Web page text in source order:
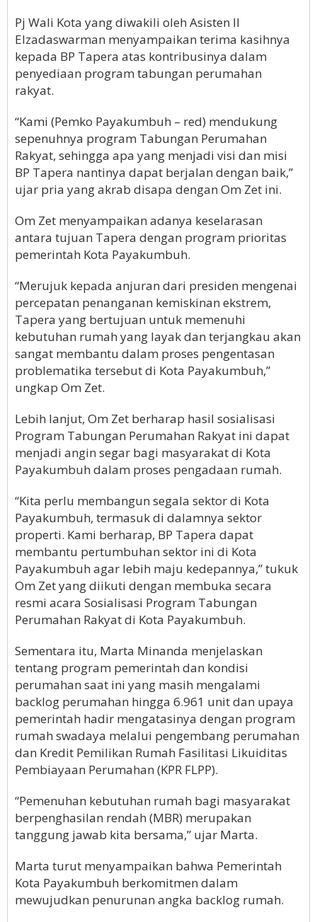
Pj Wali Kota yang diwakili oleh Asisten II
Elzadaswarman menyampaikan terima kasihnya
kepada BP Tapera atas kontribusinya dalam
penyediaan program tabungan perumahan
rakyat.
“Kami (Pemko Payakumbuh – red) mendukung
sepenuhnya program Tabungan Perumahan
Rakyat, sehingga apa yang menjadi visi dan misi
BP Tapera nantinya dapat berjalan dengan baik,”
ujar pria yang akrab disapa dengan Om Zet ini.
Om Zet menyampaikan adanya keselarasan
antara tujuan Tapera dengan program prioritas
pemerintah Kota Payakumbuh.
“Merujuk kepada anjuran dari presiden mengenai
percepatan penanganan kemiskinan ekstrem,
Tapera yang bertujuan untuk memenuhi
kebutuhan rumah yang layak dan terjangkau akan
sangat membantu dalam proses pengentasan
problematika tersebut di Kota Payakumbuh,”
ungkap Om Zet.
Lebih lanjut, Om Zet berharap hasil sosialisasi
Program Tabungan Perumahan Rakyat ini dapat
menjadi angin segar bagi masyarakat di Kota
Payakumbuh dalam proses pengadaan rumah.
“Kita perlu membangun segala sektor di Kota
Payakumbuh, termasuk di dalamnya sektor
properti. Kami berharap, BP Tapera dapat
membantu pertumbuhan sektor ini di Kota
Payakumbuh agar lebih maju kedepannya,” tukuk
Om Zet yang diikuti dengan membuka secara
resmi acara Sosialisasi Program Tabungan
Perumahan Rakyat di Kota Payakumbuh.
Sementara itu, Marta Minanda menjelaskan
tentang program pemerintah dan kondisi
perumahan saat ini yang masih mengalami
backlog perumahan hingga 6.961 unit dan upaya
pemerintah hadir mengatasinya dengan program
rumah swadaya melalui pengembang perumahan
dan Kredit Pemilikan Rumah Fasilitasi Likuiditas
Pembiayaan Perumahan (KPR FLPP).
“Pemenuhan kebutuhan rumah bagi masyarakat
berpenghasilan rendah (MBR) merupakan
tanggung jawab kita bersama,” ujar Marta.
Marta turut menyampaikan bahwa Pemerintah
Kota Payakumbuh berkomitmen dalam
mewujudkan penurunan angka backlog rumah.